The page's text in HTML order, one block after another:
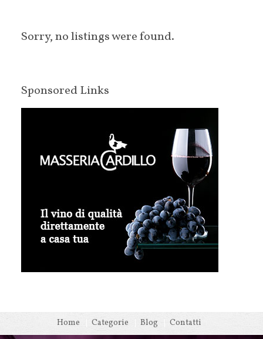
Sorry, no listings were found.
Sponsored Links
Home Categorie Blog Contatti